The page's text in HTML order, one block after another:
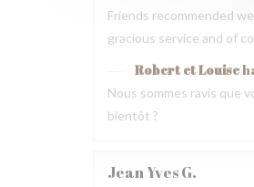
Friends recommended
gracious service and of
Robert et Louise
Nous sommes ravis que
bientôt ?
Jean YvesG